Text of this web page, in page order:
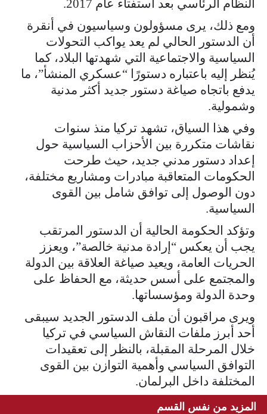
النظام الرئاسي بعد استفتاء عام 2017.
ومع ذلك، يرى مسؤولون وسياسيون في أنقرة
أن الدستور الحالي لم يعد يواكب التحولات
السياسية والاجتماعية التي شهدتها البلاد، كما
يُنظر إليه باعتباره دستورًا “عسكري المنشأ”، ما
يدفع باتجاه صياغة دستور جديد أكثر مدنية
وشمولية.
وفي هذا السياق، تشهد تركيا منذ سنوات
نقاشات متكررة بين الأحزاب السياسية حول
إعداد دستور مدني جديد، حيث طرحت
الحكومات المتعاقبة مبادرات ومشاريع مختلفة،
دون الوصول إلى توافق شامل بين القوى
السياسية.
وتؤكد الحكومة الحالية أن الدستور المرتقب
يجب أن يعكس “إرادة مدنية خالصة”، ويعزز
الحريات العامة، ويعيد صياغة العلاقة بين الدولة
والمجتمع على أسس حديثة، مع الحفاظ على
وحدة الدولة ومؤسساتها.
ويرى مراقبون أن ملف الدستور الجديد سيبقى
أحد أبرز ملفات النقاش السياسي في تركيا
خلال المرحلة المقبلة، بالنظر إلى تعقيدات
التوافق السياسي وأهمية التوازن بين القوى
المختلفة داخل البرلمان.
المزيد من نفس القسم